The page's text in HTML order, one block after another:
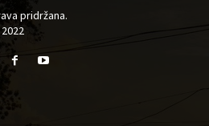
pridržana.